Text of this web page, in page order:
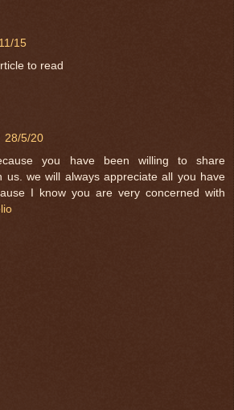
15
to read
28/5/20
you have been willing to share
us. we will always appreciate all you have
I know you are very concerned with